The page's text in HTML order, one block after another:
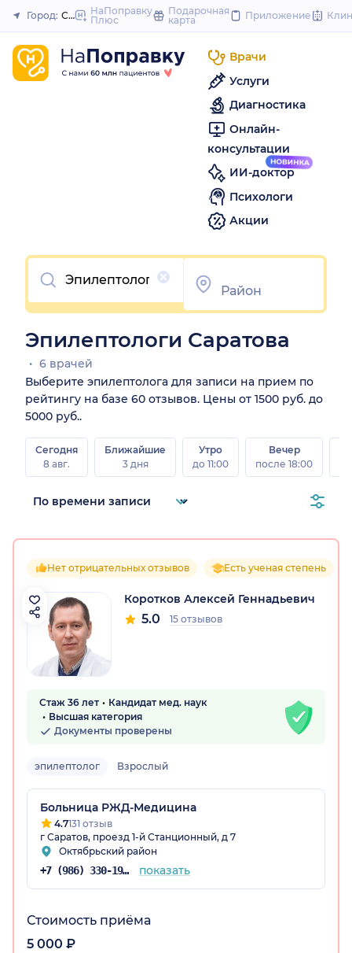
to
Закрыть
обл.)
Город: СаратовНаПоправку
Плюс
Подарочная
карта
Приложение
Врачи
Услуги
Диагностика
Онлайн-
консультации
ИИ-доктор
Психологи
Акции
Очистить
Эпилептологи Саратова
6 врачей
Выберите эпилептолога для записи на прием по
рейтингу на базе 60 отзывов. Цены от 1500 руб. до
5000 руб..
Сегодня
8 авг.
Ближайшие
3 дня
Утро
до 11:00
Вечер
после 18:00
Нет отрицательных отзывов Есть ученая степень
Коротков Алексей Геннадьевич
5.0 15 отзывов
Стаж 36 лет
Кандидат мед. наук
Высшая категория
Документы проверены
эпилептолог Взрослый
Больница РЖД-Медицина
4.7131 отзыв
г Саратов, проезд 1-й Станционный, д 7
Октябрьский район
+7 (986) 330-19-24 показать
Стоимость приёма
5 000 ₽